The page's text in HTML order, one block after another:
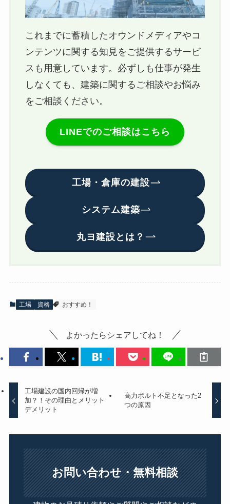
これまでに蓄積したオウンドメディアやコ
ンテンツに関する知見をご提供するサービ
スも用意しています。必ずしも仕事が発生
しなくても、建築に関するご相談やお悩み
をご相談ください。
LINEでのご相談はこちら
工場・倉庫の建設
システム建築
丸ヨ建設とは？
工場 資格 おすすめ！
よかったらシェアしてね！
工場建設の国内回帰が増
加？！その理由とメリット
デメリット
高力ボルト不足となった2
つの原因
お問い合わせ・無料相談